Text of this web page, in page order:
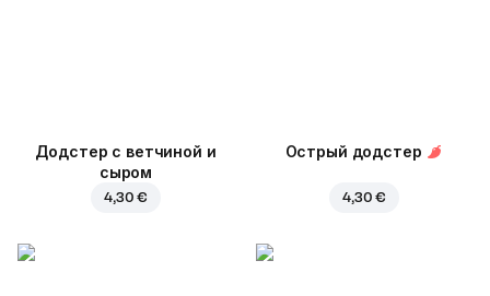
Додстер с ветчиной и
сыром
4,30 €
Острый додстер
4,30 €